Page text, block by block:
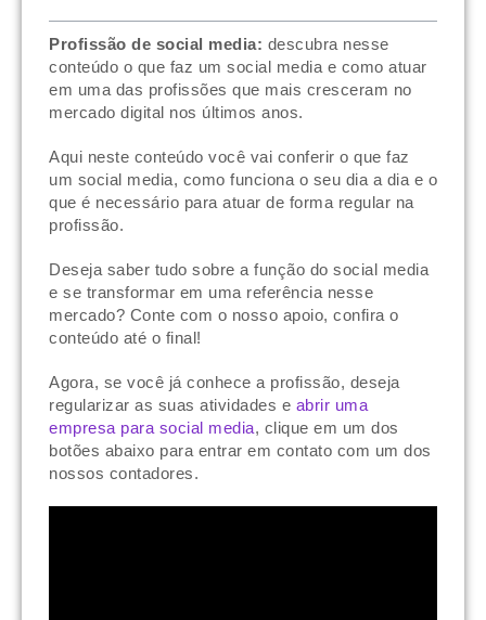
Profissão de social media: descubra nesse
conteúdo o que faz um social media e como atuar
em uma das profissões que mais cresceram no
mercado digital nos últimos anos.
Aqui neste conteúdo você vai conferir o que faz
um social media, como funciona o seu dia a dia e o
que é necessário para atuar de forma regular na
profissão.
Deseja saber tudo sobre a função do social media
e se transformar em uma referência nesse
mercado? Conte com o nosso apoio, confira o
conteúdo até o final!
Agora, se você já conhece a profissão, deseja
regularizar as suas atividades e abrir uma
empresa para social media, clique em um dos
botões abaixo para entrar em contato com um dos
nossos contadores.